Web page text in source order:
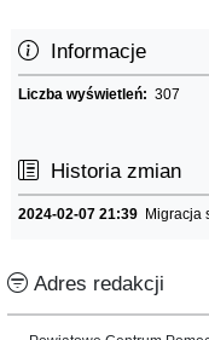
Informacje
Liczba wyświetleń: 307
Historia zmian
2024-02-07 21:39 Migracja
Adres redakcji